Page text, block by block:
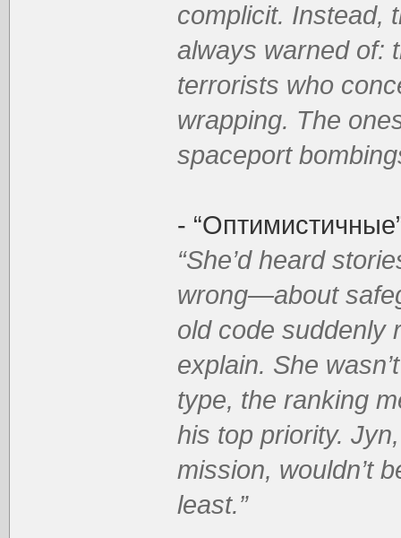
complicit. Instead,
always warned of:
terrorists who
wrapping. The
spaceport
-
“She’d heard
wrong—about
old code suddenly
explain. She
type, the ranking
his top priority.
mission, wouldn’t
least.”